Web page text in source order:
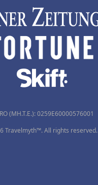
(MH.T.E.): 0259Ε60000576001
Travelmyth™. All rights reserved.